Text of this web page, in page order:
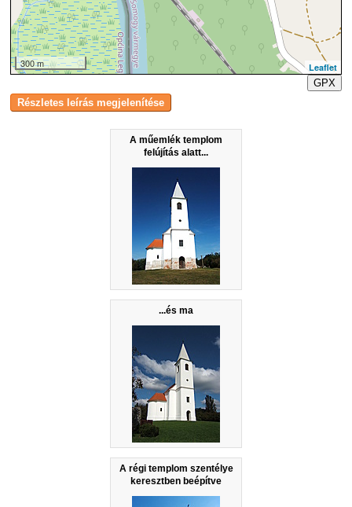
A műemlék templom
felújítás alatt...
...és ma
A régi templom szentélye
keresztben beépítve
300 m
Leaflet
GPX